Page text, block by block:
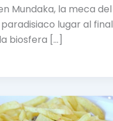
Mundaka, la meca del
lugar al final
biosfera […]